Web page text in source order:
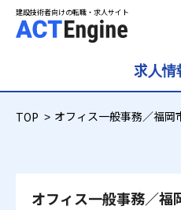
建設技術者向けの転職・求人サイト
求人情
TOP オフィス一般事務／福岡
オフィス一般事務／福
建設技術者向けの転職・求人サイト
スタッフの声